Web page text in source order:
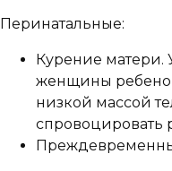
Перинатальные:
Курение
женщины
низкой массой
спровоцировать